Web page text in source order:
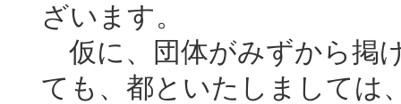
ざいます。
仮に、団体がみずから掲
ても、都といたしましては